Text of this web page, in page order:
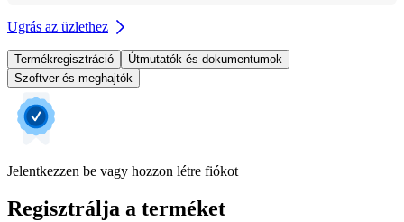
Ugrás az üzlethez
Termékregisztráció
Útmutatók és dokumentumok
Szoftver és meghajtók
Jelentkezzen be vagy hozzon létre fiókot
Regisztrálja a terméket